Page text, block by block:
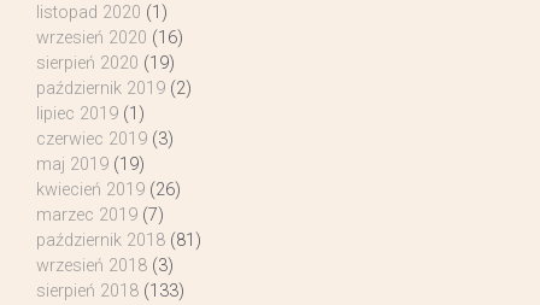
listopad 2020 (1)
wrzesień 2020 (16)
sierpień 2020 (19)
październik 2019 (2)
lipiec 2019 (1)
czerwiec 2019 (3)
maj 2019 (19)
kwiecień 2019 (26)
marzec 2019 (7)
październik 2018 (81)
wrzesień 2018 (3)
sierpień 2018 (133)